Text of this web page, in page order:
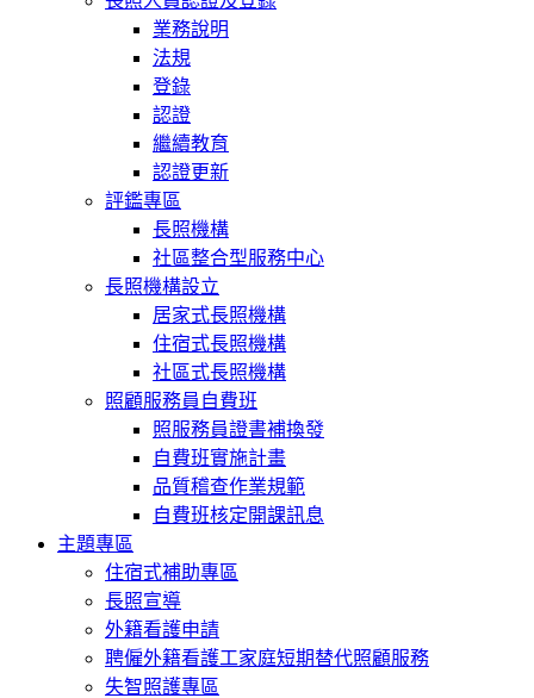
業務說明
法規
登錄
認證
繼續教育
認證更新
評鑑專區
長照機構
社區整合型服務中心
長照機構設立
居家式長照機構
住宿式長照機構
社區式長照機構
照顧服務員自費班
照服務員證書補換發
自費班實施計畫
品質稽查作業規範
自費班核定開課訊息
主題專區
住宿式補助專區
長照宣導
外籍看護申請
聘僱外籍看護工家庭短期替代照顧服務
失智照護專區